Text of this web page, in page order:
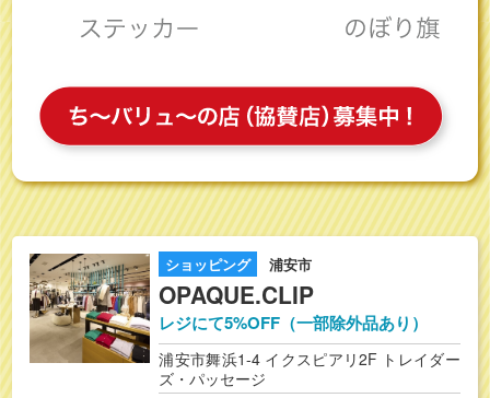
ショッピング 浦安市
OPAQUE.CLIP
レジにて5%OFF（一部除外品あり）
浦安市舞浜1-4 イクスピアリ2F トレイダー
ズ・パッセージ